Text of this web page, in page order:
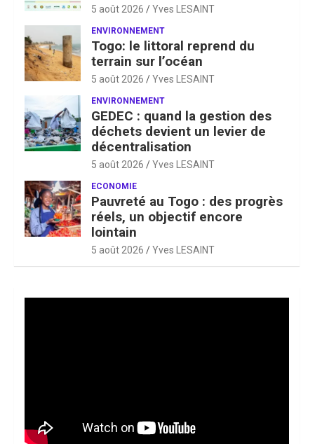
5 août 2026 Yves LESAINT
ENVIRONNEMENT
Togo: le littoral reprend du
terrain sur l’océan
5 août 2026 Yves LESAINT
ENVIRONNEMENT
GEDEC : quand la gestion des
déchets devient un levier de
décentralisation
5 août 2026 Yves LESAINT
ECONOMIE
Pauvreté au Togo : des progrès
réels, un objectif encore
lointain
5 août 2026 Yves LESAINT